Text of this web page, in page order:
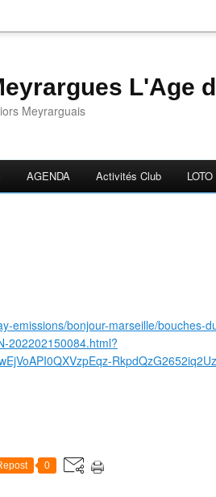
L'Age
Meyrarguais
AGENDA Activités Club LOTO
emissions/bonjour-marseille/bouches-
202202150084.html?
0